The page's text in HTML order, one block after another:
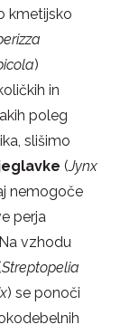
kmetijsko
)
in
poleg
slišimo
(Jynx
nemogoče
perja
Na vzhodu
Streptopelia
) se ponoči